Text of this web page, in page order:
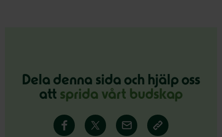
Dela denna sida och hjälp oss
att sprida vårt budskap